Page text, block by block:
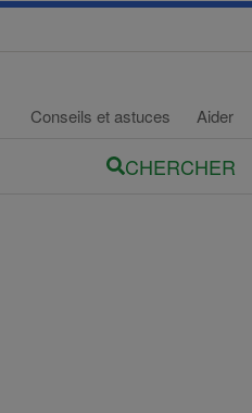
Conseils et astuces Aider
CHERCHER